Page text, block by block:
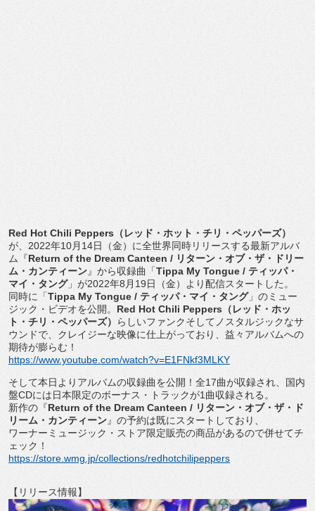
Red Hot Chili Peppers （レッド・ホット・チリ・ペッパーズ）
が、 2022年10月 14日（金）に全世界同時リリースする最新アルバ
ム『Return of the Dream Canteen / リターン・オブ・ザ・ドリー
ム・カンティーン』から収録曲「Tippa My Tongue / ティッパ・
マイ・タング」が2022年8 月 19日（金）
より配信スタートした。
同時に「Tippa My Tongue / ティッパ・マイ・タング」のミュー
ジック・ビデオを公開。 Red Hot Chili Peppers （レッド・ホッ
ト・チリ・ペッパーズ）
らしいファンクそしてノスタルジックなサ
ウンドで、 クレイジーな映像に仕上がっており、 益々アルバムへの
期待が膨らむ！
https://www.youtube.com/watch?v=E1FNkf3MLKY
そして本日よりアルバムの収録曲を公開！全17曲が収録され、
国内
盤CDには日本限定のボーナス・トラックが1 曲収録される。
新作の『Return of the Dream Canteen / リターン・オブ・ザ・ド
リーム・カンティーン』 の予約は既にスタートしており、
ワーナーミュージック・ ストア限定販売の商品があるので併せてチ
ェック！
https://store.wmg.jp/collections/redhotchilipeppers
【リリース情報】